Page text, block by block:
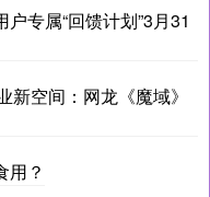
专属“回馈计划”3月31
新空间：网龙《魔域》
用？